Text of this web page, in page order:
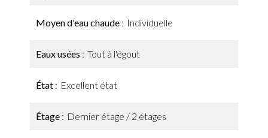
Moyen d'eau chaude Individuelle
Eaux usées Tout à l'égout
État Excellent état
Étage Dernier étage / 2 étages